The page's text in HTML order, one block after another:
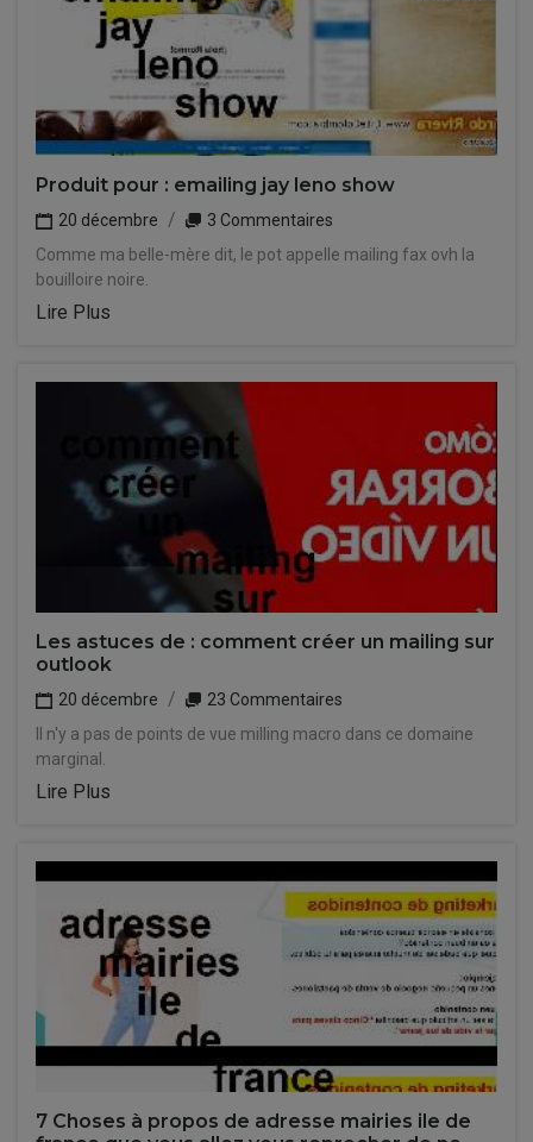
Produit pour : emailing jay leno show
20 décembre
3 Commentaires
Comme ma belle-mère dit, le pot appelle mailing fax ovh la
bouilloire noire.
Lire Plus
Les astuces de : comment créer un mailing sur
outlook
20 décembre
23 Commentaires
Il n'y a pas de points de vue milling macro dans ce domaine
marginal.
Lire Plus
7 Choses à propos de adresse mairies ile de